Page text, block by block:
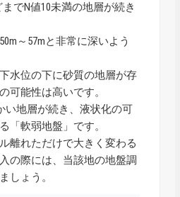
までN値10未満の地層が続き
～57mと非常に深いよう
水位の下に砂質の地層が存
可能性は高いです。
い地層が続き、液状化の可
「軟弱地盤」です。
離れただけで大きく変わる
の際には、当該地の地盤調
しょう。